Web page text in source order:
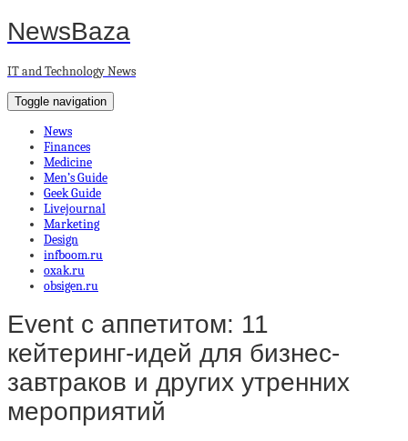
NewsBaza
IT and Technology News
Toggle navigation
News
Finances
Medicine
Men’s Guide
Geek Guide
Livejournal
Marketing
Design
infboom.ru
oxak.ru
obsigen.ru
Event c аппетитом: 11
кейтеринг-идей для бизнес-
завтраков и других утренних
мероприятий